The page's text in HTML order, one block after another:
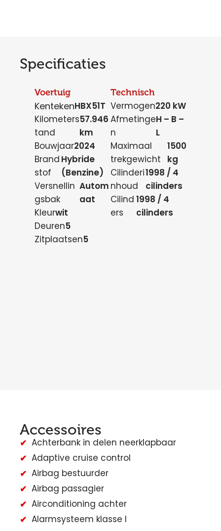
Specificaties
Voertuig
KentekenHBX51T
Kilometers
tand
57.946
km
Bouwjaar2024
Brand
stof
Hybride
(Benzine)
Versnellin
gsbak
Autom
aat
Kleurwit
Deuren5
Zitplaatsen5
Technisch
Vermogen220 kW
Afmetinge
n
H – B –
L
Maximaal
trekgewicht
1500
kg
Cilinderi
nhoud
1998 / 4
cilinders
Cilind
ers
1998 / 4
cilinders
Accessoires
Achterbank in delen neerklapbaar
Adaptive cruise control
Airbag bestuurder
Airbag passagier
Airconditioning achter
Alarmsysteem klasse I